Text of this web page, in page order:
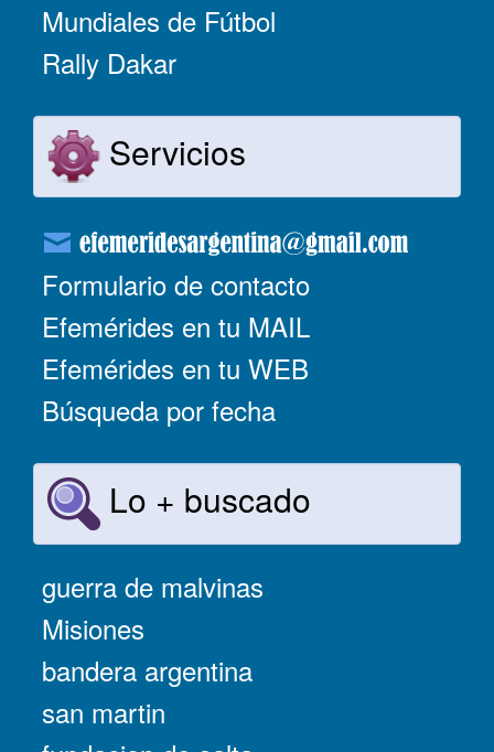
Mundiales de Fútbol
Rally Dakar
Servicios
Formulario de contacto
Efemérides en tu MAIL
Efemérides en tu WEB
Búsqueda por fecha
Lo + buscado
guerra de malvinas
Misiones
bandera argentina
san martin